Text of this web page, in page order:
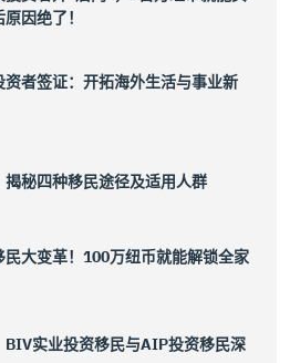
因绝了！
资者签证：开拓海外生活与事业新
揭秘四种移民途径及适用人群
民大变革！100万纽币就能解锁全家
BIV实业投资移民与AIP投资移民深